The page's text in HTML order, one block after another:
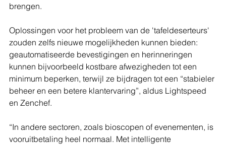
brengen.
Oplossingen voor het probleem van de 'tafeldeserteurs'
zouden zelfs nieuwe mogelijkheden kunnen bieden:
geautomatiseerde bevestigingen en herinneringen
kunnen bijvoorbeeld kostbare afwezigheden tot een
minimum beperken, terwijl ze bijdragen tot een “stabieler
beheer en een betere klantervaring”, aldus Lightspeed
en Zenchef.
“In andere sectoren, zoals bioscopen of evenementen, is
vooruitbetaling heel normaal. Met intelligente